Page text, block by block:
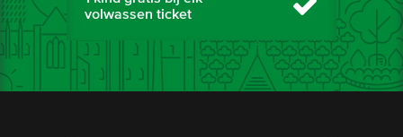
volwassen ticket